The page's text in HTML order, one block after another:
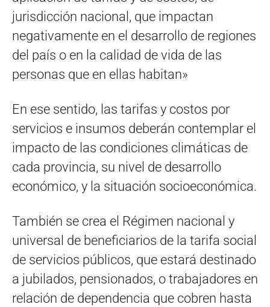
jurisdicción nacional, que impactan
negativamente en el desarrollo de regiones
del país o en la calidad de vida de las
personas que en ellas habitan»
En ese sentido, las tarifas y costos por
servicios e insumos deberán contemplar el
impacto de las condiciones climáticas de
cada provincia, su nivel de desarrollo
económico, y la situación socioeconómica.
También se crea el Régimen nacional y
universal de beneficiarios de la tarifa social
de servicios públicos, que estará destinado
a jubilados, pensionados, o trabajadores en
relación de dependencia que cobren hasta